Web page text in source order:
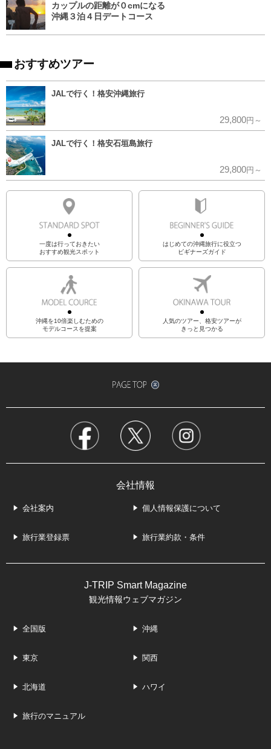
カップルの距離が０cmになる
沖縄３泊４日デートコース
おすすめツアー
JALで行く！格安沖縄旅行
29,800円～
JALで行く！格安石垣島旅行
29,800円～
一度は行っておきたい
おすすめ観光スポット
はじめての沖縄旅行に役立つ
ビギナーズガイド
沖縄を10倍楽しむための
モデルコースを提案
人気のツアー、格安ツアーが
きっと見つかる
会社情報
会社案内 個人情報保護について
旅行業登録票 旅行業約款・条件
J-TRIP Smart Magazine
観光情報ウェブマガジン
全国版 沖縄
東京 関西
北海道 ハワイ
旅行のマニュアル